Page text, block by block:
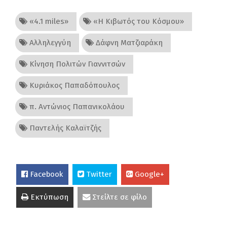
«4.1 miles» «Η Κιβωτός του Κόσμου»
Αλληλεγγύη Δάφνη Ματζιαράκη
Κίνηση Πολιτών Γιαννιτσών
Κυριάκος Παπαδόπουλος
π. Αντώνιος Παπανικολάου
Παντελής Καλαϊτζής
Facebook Twitter Google+
Εκτύπωση Στείλτε σε φίλο